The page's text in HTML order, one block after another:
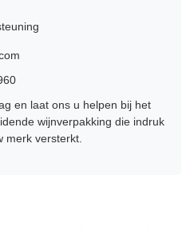
en laat ons u helpen bij het
wijnverpakking die indruk
merk versterkt.